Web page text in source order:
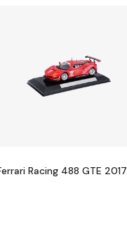
Racing 488 GTE 2017